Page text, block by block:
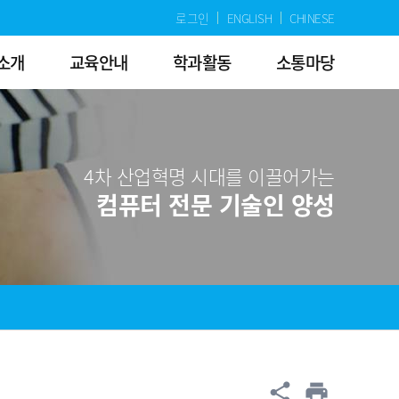
로그인 ENGLISH CHINESE
개 교육안내 학과활동 소통마당
4차 산업혁명 시대를 이끌어가는
컴퓨터 전문 기술인 양성
공유
share print